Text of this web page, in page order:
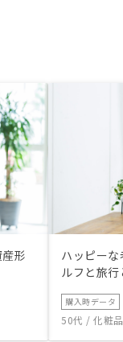
形
ハッピー
ルフと旅
購入時データ
50代 / 化粧